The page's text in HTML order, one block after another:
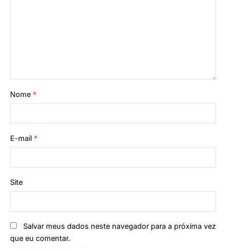
Nome *
E-mail *
Site
Salvar meus dados neste navegador para a próxima vez
que eu comentar.